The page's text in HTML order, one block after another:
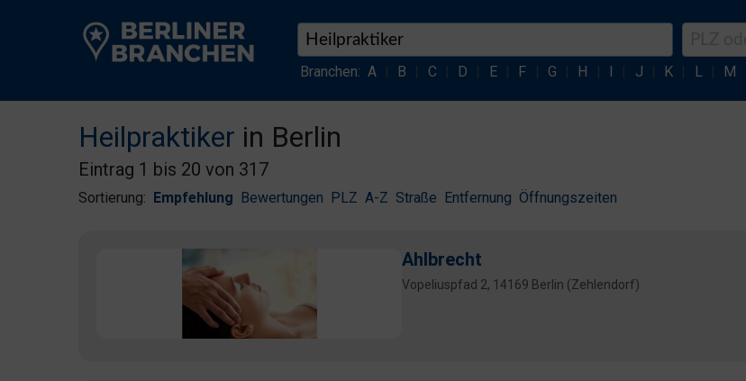
Branchen: A B C D E F G H I J K L M
Heilpraktiker in Berlin
Eintrag 1 bis 20 von 317
Sortierung: Empfehlung Bewertungen PLZ A-Z Straße Entfernung Öffnungszeiten
Ahlbrecht
Vopeliuspfad 2, 14169 Berlin (Zehlendorf)